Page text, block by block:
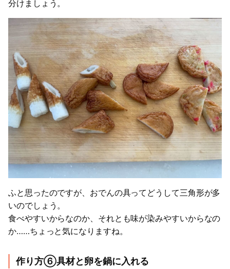
分けましょう。
ふと思ったのですが、おでんの具ってどうして三角形が多
いのでしょう。
食べやすいからなのか、それとも味が染みやすいからなの
か……ちょっと気になりますね。
作り方⑥具材と卵を鍋に入れる